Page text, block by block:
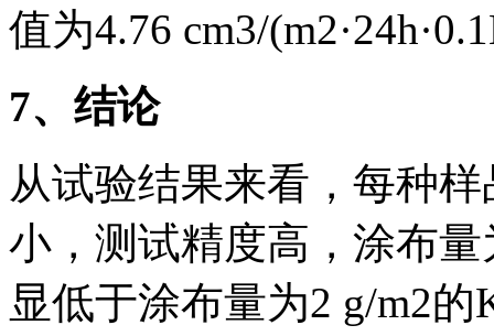
值为4.76 cm3/
7、结论
从试验结果来看，每种
小，测试精度高，涂布
显低于涂布量为2 g/m2